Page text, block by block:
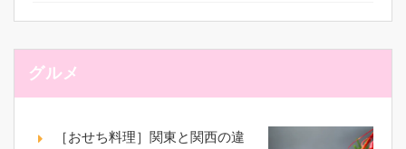
グルメ
［おせち料理］関東と関西の違